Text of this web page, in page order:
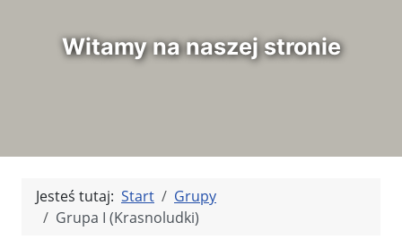
Witamy na naszej stronie
Jesteś tutaj: Start
Grupy
Grupa I (Krasnoludki)